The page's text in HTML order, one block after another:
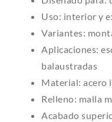
Uso: interior y
Variantes:
Aplicaciones:
balaustradas
Material: acero
Relleno: malla
Acabado